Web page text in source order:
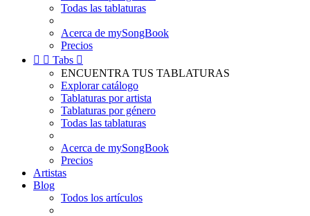
Todas las tablaturas
Acerca de mySongBook
Precios
  Tabs 
ENCUENTRA TUS TABLATURAS
Explorar catálogo
Tablaturas por artista
Tablaturas por género
Todas las tablaturas
Acerca de mySongBook
Precios
Artistas
Blog
Todos los artículos